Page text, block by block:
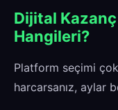
Dijital
Hangileri?
Platform seçimi
harcarsanız, aylar